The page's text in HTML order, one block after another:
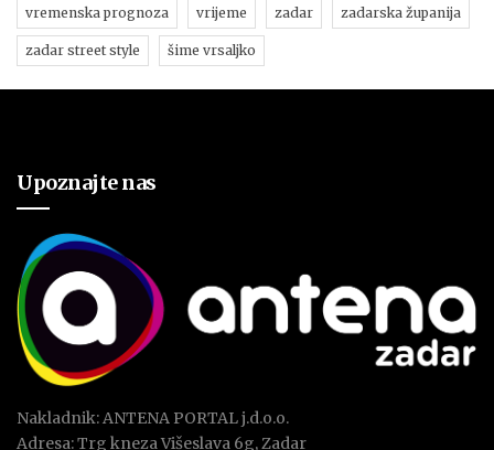
vremenska prognoza vrijeme zadar zadarska županija
zadar street style šime vrsaljko
Upoznajte nas
Nakladnik: ANTENA PORTAL j.d.o.o.
Adresa: Trg kneza Višeslava 6g, Zadar